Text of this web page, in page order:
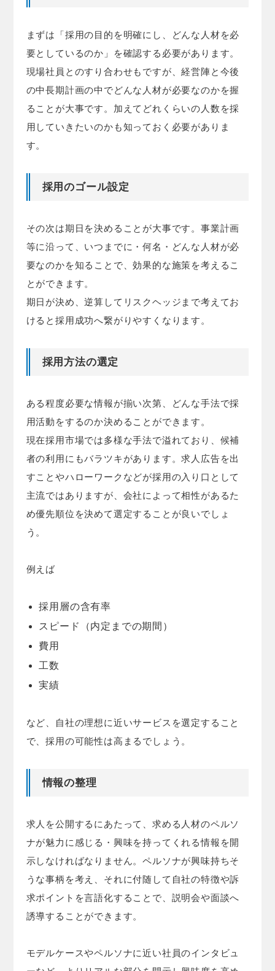
まずは「採用の目的を明確にし、どんな人材を必
要としているのか」を確認する必要があります。
現場社員とのすり合わせもですが、経営陣と今後
の中長期計画の中でどんな人材が必要なのかを握
ることが大事です。加えてどれくらいの人数を採
用していきたいのかも知っておく必要がありま
す。
採用のゴール設定
その次は期日を決めることが大事です。事業計画
等に沿って、いつまでに・何名・どんな人材が必
要なのかを知ることで、効果的な施策を考えるこ
とができます。
期日が決め、逆算してリスクヘッジまで考えてお
けると採用成功へ繋がりやすくなります。
採用方法の選定
ある程度必要な情報が揃い次第、どんな手法で採
用活動をするのか決めることができます。
現在採用市場では多様な手法で溢れており、候補
者の利用にもバラツキがあります。求人広告を出
すことやハローワークなどが採用の入り口として
主流ではありますが、会社によって相性があるた
め優先順位を決めて選定することが良いでしょ
う。
例えば
採用層の含有率
スピード（内定までの期間）
費用
工数
実績
など、自社の理想に近いサービスを選定すること
で、採用の可能性は高まるでしょう。
情報の整理
求人を公開するにあたって、求める人材のペルソ
ナが魅力に感じる・興味を持ってくれる情報を開
示しなければなりません。ペルソナが興味持ちそ
うな事柄を考え、それに付随して自社の特徴や訴
求ポイントを言語化することで、説明会や面談へ
誘導することができます。
モデルケースやペルソナに近い社員のインタビュ